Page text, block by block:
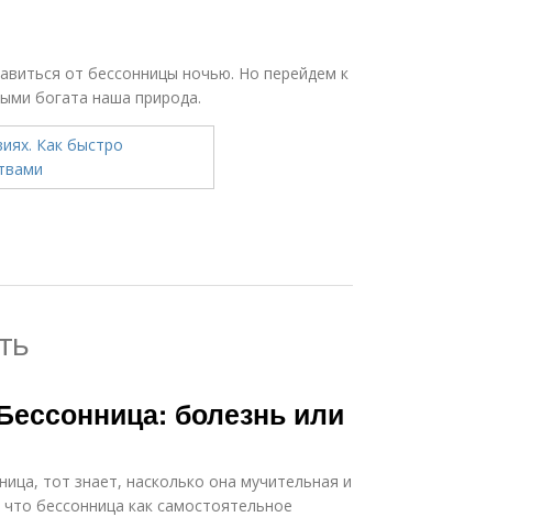
от бессонницы ночью. Но перейдем к
богата наша природа.
болезнь или
тот знает, насколько она мучительная и
бессонница как самостоятельное